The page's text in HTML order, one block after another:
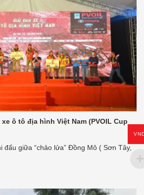
ô tô địa hình Việt Nam (PVOIL Cup
đấu giữa “chảo lửa” Đồng Mô ( Sơn Tây,